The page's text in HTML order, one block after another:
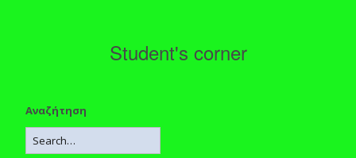
Student's corner
Αναζήτηση